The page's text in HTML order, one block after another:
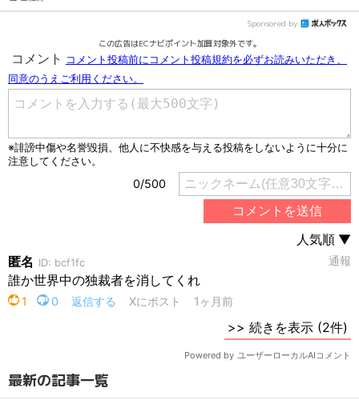
Sponsored by
この広告はECナビポイント加算対象外です。
最新の記事一覧